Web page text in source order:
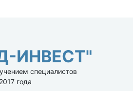
ИНВЕСТ"
специалистов
года